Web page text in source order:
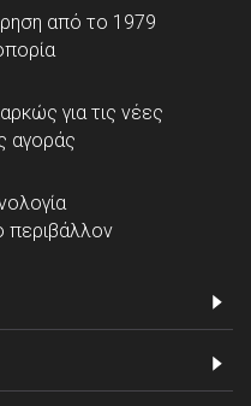
από το 1979
για τις νέες
αγοράς
περιβάλλον